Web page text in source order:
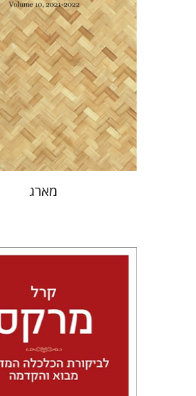
הנחת אתר ספר מודפס
$35
$32
מארג
טל מאיר גלעדי